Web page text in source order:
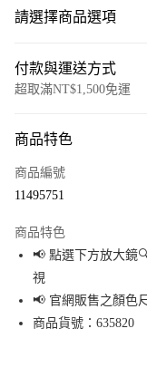
請選擇商品選項
付款與運送方式
超取滿NT$1,500免運
信用卡一次付款
Apple Pay
街口支付
悠遊付
商品特色
商品編號
11495751
商品特色
📢 點選下方放大鏡
視
📢 官網販售之顏色
商品貨號：635820